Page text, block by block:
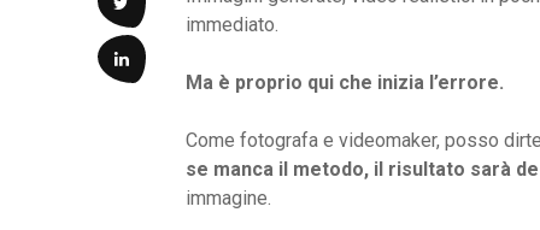
immediato.
Ma è proprio qui che inizia l’errore.
Come fotografa e videomaker, posso
se manca il metodo, il risultato sarà
immagine.